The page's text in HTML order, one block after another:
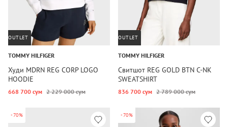
OUTLET
TOMMY HILFIGER
Худи MDRN REG CORP LOGO
HOODIE
668 700 сум 2 229 000 сум
OUTLET
TOMMY HILFIGER
Свитшот REG GOLD BTN C-NK
SWEATSHIRT
836 700 сум 2 789 000 сум
-70% -70%